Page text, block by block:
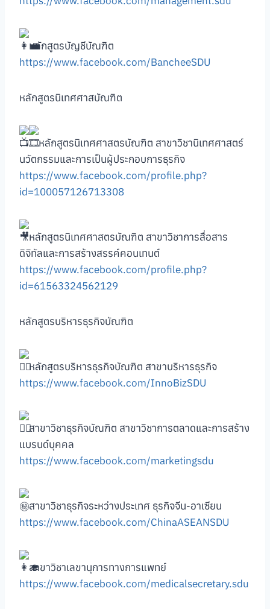
หลักสูตรบัญชีบัณฑิต
https://www.facebook.com/BancheeSDU
หลักสูตรนิเทศศาสบัณฑิต
หลักสูตรนิเทศศาสตรบัณฑิต สาขาวิชานิเทศศาสตร์
นวัตกรรมและการเป็นผู้ประกอบการธุรกิจ
https://www.facebook.com/profile.php?
id=100057126713308
หลักสูตรนิเทศศาสตรบัณฑิต สาขาวิชาการสื่อสาร
ดิจิทัลและการสร้างสรรค์คอนเทนต์
https://www.facebook.com/profile.php?
id=61563324562129
หลักสูตรบริหารธุรกิจบัณฑิต
หลักสูตรบริหารธุรกิจบัณฑิต สาขาบริหารธุรกิจ
https://www.facebook.com/InnoBizSDU
สาขาวิชาธุรกิจบัณฑิต สาขาวิชาการตลาดและการสร้าง
แบรนด์บุคคล
https://www.facebook.com/marketingsdu
สาขาวิชาธุรกิจระหว่างประเทศ ธุรกิจจีน-อาเซียน
https://www.facebook.com/ChinaASEANSDU
สาขาวิชาเลขานุการทางการแพทย์
https://www.facebook.com/medicalsecretary.sdu